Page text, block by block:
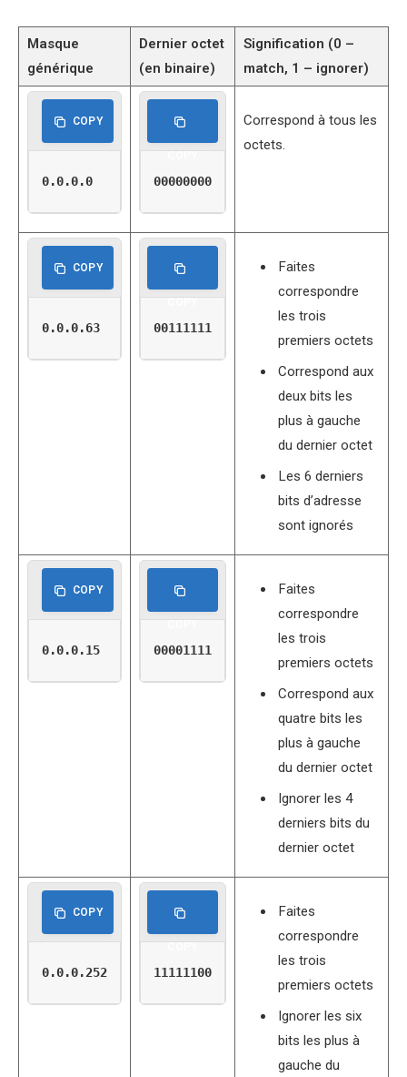
Masque
générique
Dernier octet
(en binaire)
Signification (0 –
match, 1 – ignorer)
COPY
0.0.0.0 00000000
Correspond à tous les
octets.
COPY
0.0.0.63 00111111
Faites
correspondre
les trois
premiers octets
Correspond aux
deux bits les
plus à gauche
du dernier octet
Les 6 derniers
bits d’adresse
sont ignorés
COPY
0.0.0.15 00001111
Faites
correspondre
les trois
premiers octets
Correspond aux
quatre bits les
plus à gauche
du dernier octet
Ignorer les 4
derniers bits du
dernier octet
COPY
0.0.0.252 11111100
Faites
correspondre
les trois
premiers octets
Ignorer les six
bits les plus à
gauche du